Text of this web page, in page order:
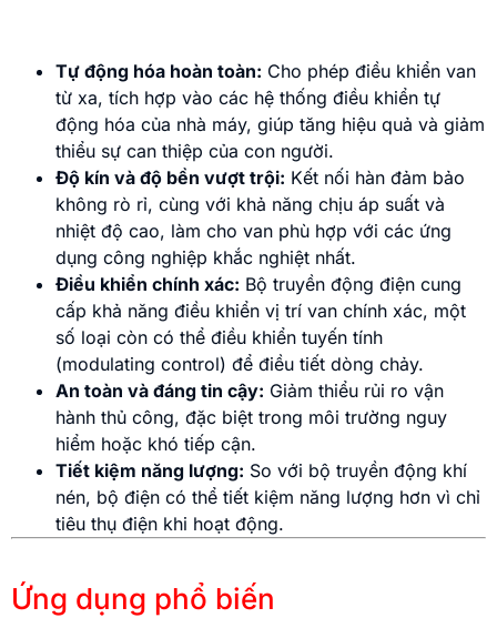
Tự động hóa hoàn toàn: Cho phép điều khiển van
từ xa, tích hợp vào các hệ thống điều khiển tự
động hóa của nhà máy, giúp tăng hiệu quả và giảm
thiểu sự can thiệp của con người.
Độ kín và độ bền vượt trội: Kết nối hàn đảm bảo
không rò rỉ, cùng với khả năng chịu áp suất và
nhiệt độ cao, làm cho van phù hợp với các ứng
dụng công nghiệp khắc nghiệt nhất.
Điều khiển chính xác: Bộ truyền động điện cung
cấp khả năng điều khiển vị trí van chính xác, một
số loại còn có thể điều khiển tuyến tính
(modulating control) để điều tiết dòng chảy.
An toàn và đáng tin cậy: Giảm thiểu rủi ro vận
hành thủ công, đặc biệt trong môi trường nguy
hiểm hoặc khó tiếp cận.
Tiết kiệm năng lượng: So với bộ truyền động khí
nén, bộ điện có thể tiết kiệm năng lượng hơn vì chỉ
tiêu thụ điện khi hoạt động.
Ứng dụng phổ biến